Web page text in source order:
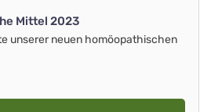
Mittel 2023
unserer neuen homöopathischen